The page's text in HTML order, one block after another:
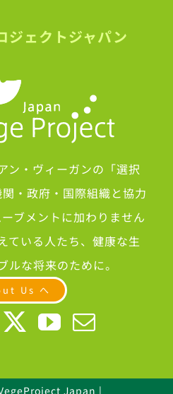
ジェクトジャパン
ン・ヴィーガンの「選択
・政府・国際組織と協力
ブメントに加わりません
ている人たち、健康な生
ルな将来のために。
Us へ
Japan |